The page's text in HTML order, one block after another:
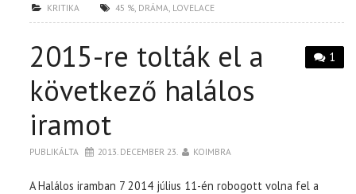
KRITIKA 45 % DRÁMA LOVELACE
1
2015-re tolták el a
következő halálos
iramot
PUBLIKÁLTA 2013. DECEMBER 23. KOIMBRA
A Halálos iramban 7 2014 július 11-én robogott volna fel a